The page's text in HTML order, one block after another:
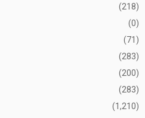
(218)
(0)
(71)
(283)
(200)
(283)
(1,210)